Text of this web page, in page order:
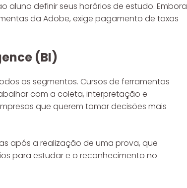
aluno definir seus horários de estudo. Embora
da Adobe, exige pagamento de taxas
(BI)
os segmentos. Cursos de ferramentas
com a coleta, interpretação e
que querem tomar decisões mais
após a realização de uma prova, que
para estudar e o reconhecimento no